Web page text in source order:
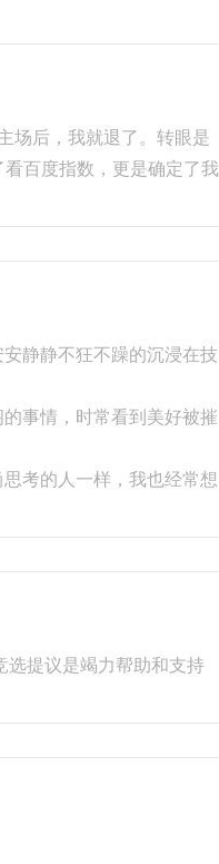
场后，我就退了。转眼是
百度指数，更是确定了我
静静不狂不躁的沉浸在技
事情，时常看到美好被摧
考的人一样，我也经常想
选提议是竭力帮助和支持